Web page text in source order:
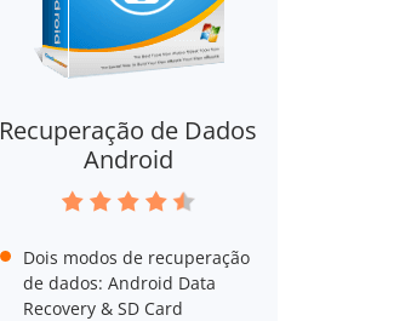
Recuperação de Dados
Android
Dois modos de recuperação
de dados: Android Data
Recovery & SD Card